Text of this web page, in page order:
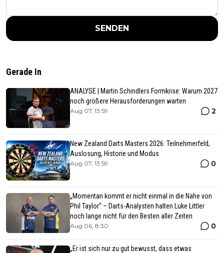
SENDEN
Gerade In
ANALYSE | Martin Schindlers Formkrise: Warum 2027
noch größere Herausforderungen warten
Aug 07, 13:59 2
New Zealand Darts Masters 2026: Teilnehmerfeld,
Auslosung, Historie und Modus
Aug 07, 13:59 0
„Momentan kommt er nicht einmal in die Nähe von
Phil Taylor“ – Darts-Analysten halten Luke Littler
noch lange nicht für den Besten aller Zeiten
Aug 06, 8:30 0
„Er ist sich nur zu gut bewusst, dass etwas